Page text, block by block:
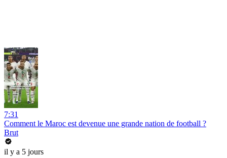
7:31
Comment le Maroc est devenue une grande nation de football ?
Brut
il y a 5 jours